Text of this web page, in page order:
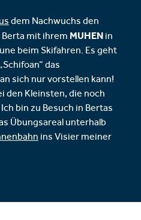
dem Nachwuchs den
Berta mit ihrem MUHEN in
beim Skifahren. Es geht
das
sich nur vorstellen kann!
den Kleinsten, die noch
bin zu Besuch in Bertas
Übungsareal unterhalb
ins Visier meiner